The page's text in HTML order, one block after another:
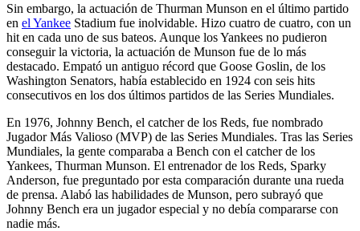
Sin embargo, la actuación de Thurman Munson en el último partido
en el Yankee Stadium fue inolvidable. Hizo cuatro de cuatro, con un
hit en cada uno de sus bateos. Aunque los Yankees no pudieron
conseguir la victoria, la actuación de Munson fue de lo más
destacado. Empató un antiguo récord que Goose Goslin, de los
Washington Senators, había establecido en 1924 con seis hits
consecutivos en los dos últimos partidos de las Series Mundiales.
En 1976, Johnny Bench, el catcher de los Reds, fue nombrado
Jugador Más Valioso (MVP) de las Series Mundiales. Tras las Series
Mundiales, la gente comparaba a Bench con el catcher de los
Yankees, Thurman Munson. El entrenador de los Reds, Sparky
Anderson, fue preguntado por esta comparación durante una rueda
de prensa. Alabó las habilidades de Munson, pero subrayó que
Johnny Bench era un jugador especial y no debía compararse con
nadie más.